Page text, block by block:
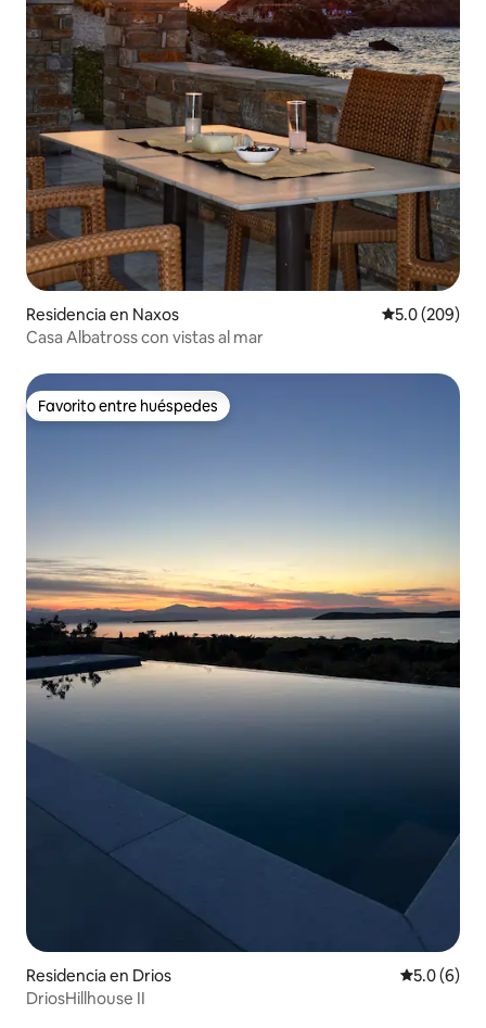
Residencia en Naxos Calificación
5.0 (209)
Casa Albatross con vistas al mar
Favorito entre huéspedes
Favorito entre huéspedes
Residencia en Drios
5.0 (6)
DriosHillhouse II